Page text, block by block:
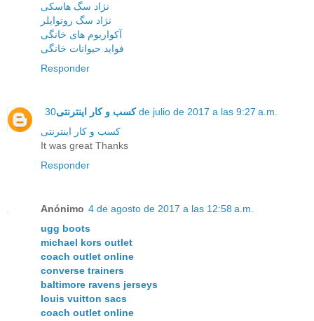
نژاد سگ هاسکی
نژاد سگ روتوایلر
آکواریوم های خانگی
فواید حیوانات خانگی
Responder
کسب و کار اینترنتی30 de julio de 2017 a las 9:27 a.m.
کسب و کار اینترنتی
It was great Thanks
Responder
Anónimo 4 de agosto de 2017 a las 12:58 a.m.
ugg boots
michael kors outlet
coach outlet online
converse trainers
baltimore ravens jerseys
louis vuitton sacs
coach outlet online